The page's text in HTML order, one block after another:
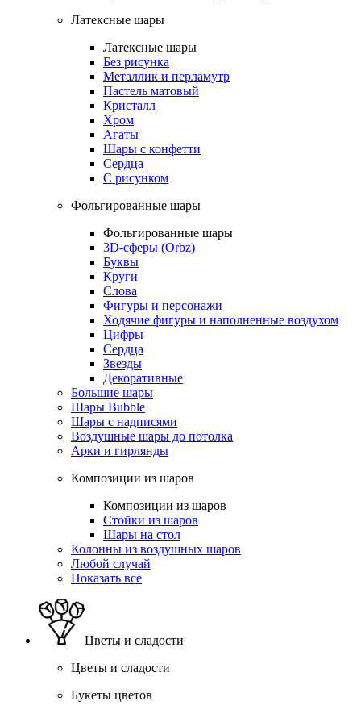
Латексные шары
Латексные шары
Без рисунка
Металлик и перламутр
Пастель матовый
Кристалл
Хром
Агаты
Шары с конфетти
Сердца
С рисунком
Фольгированные шары
Фольгированные шары
3D-сферы (Orbz)
Буквы
Круги
Слова
Фигуры и персонажи
Ходячие фигуры и наполненные воздухом
Цифры
Сердца
Звезды
Декоративные
Большие шары
Шары Bubble
Шары с надписями
Воздушные шары до потолка
Арки и гирлянды
Композиции из шаров
Композиции из шаров
Стойки из шаров
Шары на стол
Колонны из воздушных шаров
Любой случай
Показать все
Цветы и сладости
Цветы и сладости
Букеты цветов